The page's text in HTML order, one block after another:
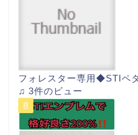
フォレスター専用◆STIペ
♫ 3件のビュー